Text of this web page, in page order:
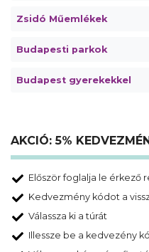
Zsidó Műemlékek
Budapesti parkok
Budapest gyerekekkel
AKCIÓ: 5%
Először foglalja le érkező
Kedvezmény kódot a
Válassza ki a túrát
Illessze be a kedvezény